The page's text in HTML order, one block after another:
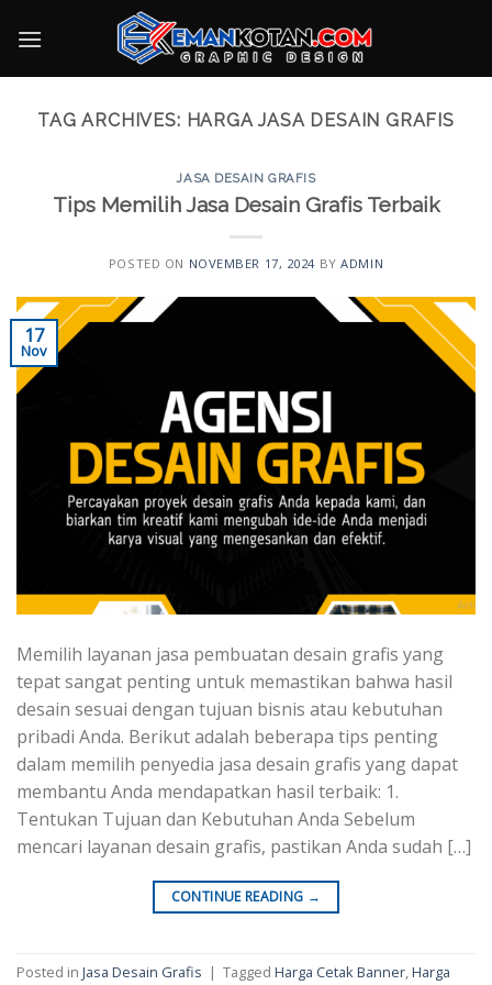
TAG ARCHIVES: HARGA JASA DESAIN GRAFIS
JASA DESAIN GRAFIS
Tips Memilih Jasa Desain Grafis Terbaik
POSTED ON NOVEMBER 17, 2024 BYADMIN
17
Nov
Memilih layanan jasa pembuatan desain grafis yang
tepat sangat penting untuk memastikan bahwa hasil
desain sesuai dengan tujuan bisnis atau kebutuhan
pribadi Anda. Berikut adalah beberapa tips penting
dalam memilih penyedia jasa desain grafis yang dapat
membantu Anda mendapatkan hasil terbaik: 1.
Tentukan Tujuan dan Kebutuhan Anda Sebelum
mencari layanan desain grafis, pastikan Anda sudah […]
CONTINUE READING →
Posted in Jasa Desain Grafis | Tagged Harga Cetak Banner,Harga